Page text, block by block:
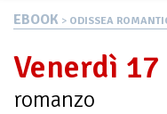
EBOOK > ODISSEA
Venerdì 17
romanzo